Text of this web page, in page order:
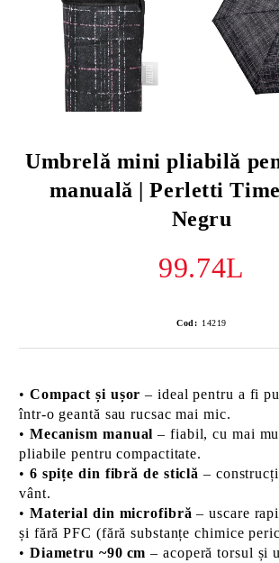
Umbrelă mini pliabilă
manuală | Perletti
Negru
99.74L
Cod: 14219
• Compact și ușor – ideal pentru a fi
într-o geantă sau rucsac mai mic.
• Mecanism manual – fiabil, cu mai
pliabile pentru compactitate.
• 6 spițe din fibră de sticlă –
vânt.
• Material din microfibră – uscare
și fără PFC (fără substanțe chimice
• Diametru ~90 cm – acoperă torsul și